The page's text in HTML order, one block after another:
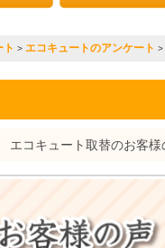
ト > エコキュートのアンケート >
コキュート取替のお客様